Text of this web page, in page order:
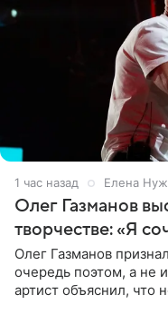
1 час назад Елена
Олег Газманов
творчестве: «Я
Олег Газманов
очередь поэтом, а не
артист объяснил, что